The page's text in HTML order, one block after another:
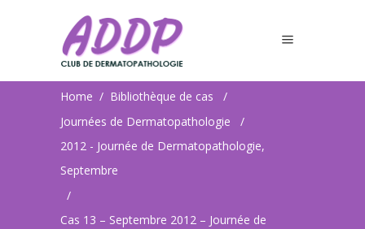
Dermatopathologie
Home / Bibliothèque de cas
/
Journées de Dermatopathologie
/
2012 - Journée de Dermatopathologie,
Septembre
/
Cas 13 – Septembre 2012 – Journée de